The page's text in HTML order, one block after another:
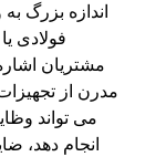
اندازه بزرگ
فولادی
مشتریان
مدرن از
می تواند
انجام دهد،